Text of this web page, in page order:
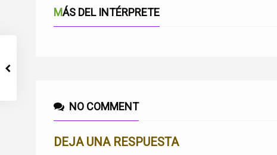
MÁS DEL INTÉRPRETE
NO COMMENT
DEJA UNA RESPUESTA